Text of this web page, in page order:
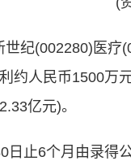
纪(002280)医疗
约人民币1500万
亿元)。
日止6个月由录得